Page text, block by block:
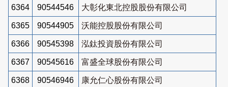
6364 90544546 大彰化東北控股股份有限公司
6365 90544905 沃能控股股份有限公司
6366 90545398 泓鈦投資股份有限公司
6367 90545616 富盛全球股份有限公司
6368 90546946 康允仁心股份有限公司